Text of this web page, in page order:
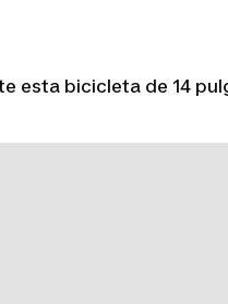
bicicleta de 14